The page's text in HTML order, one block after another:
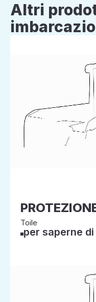
Altri
Toile
per saperne di